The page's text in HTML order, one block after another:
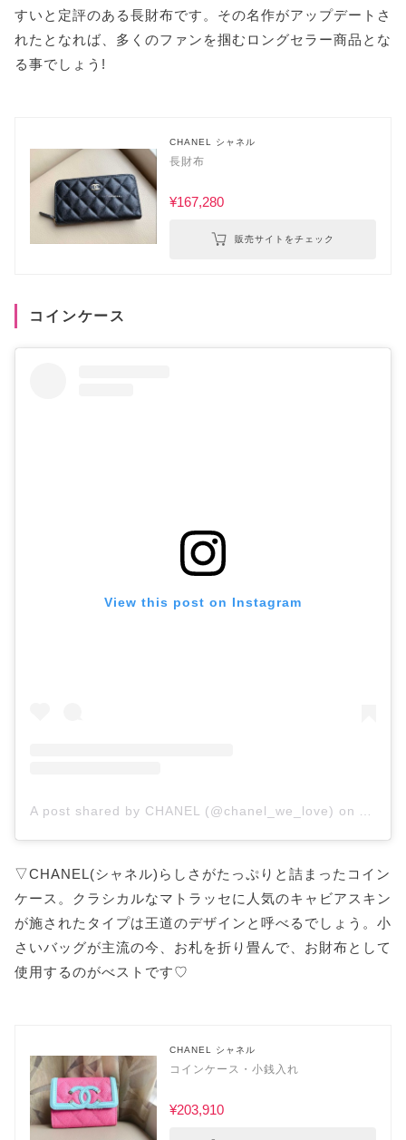
すいと定評のある長財布です。その名作がアップデートさ
れたとなれば、多くのファンを掴むロングセラー商品とな
る事でしょう!
CHANEL シャネル
長財布
¥167,280
販売サイトをチェック
コインケース
View this post on Instagram
A post shared by CHANEL (@chanel_we_love) on
▽CHANEL(シャネル)らしさがたっぷりと詰まったコイン
ケース。クラシカルなマトラッセに人気のキャビアスキン
が施されたタイプは王道のデザインと呼べるでしょう。小
さいバッグが主流の今、お札を折り畳んで、お財布として
使用するのがべストです♡
CHANEL シャネル
コインケース・小銭入れ
¥203,910